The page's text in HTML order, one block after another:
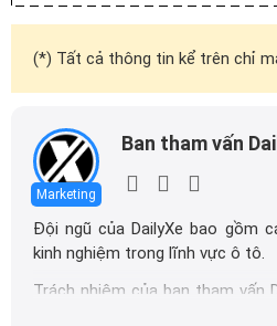
(*) Tất cả thông tin kể trên chỉ
Marketing
Ban tham vấn
Đội ngũ của DailyXe bao gồm
kinh nghiệm trong lĩnh vực ô tô.
Trách nhiệm của ban tham vấn
tin chính xác được đăng tải